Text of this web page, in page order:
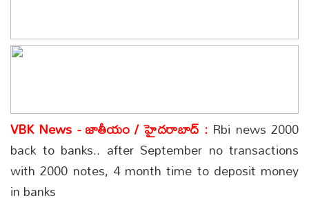
VBK News - జాతీయం / హైదరాబాద్ : Rbi news 2000
back to banks.. after September no transactions
with 2000 notes, 4 month time to deposit money
in banks